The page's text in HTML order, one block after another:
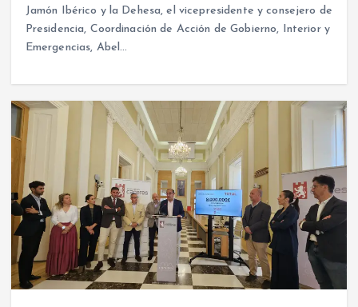
Jamón Ibérico y la Dehesa, el vicepresidente y consejero de
Presidencia, Coordinación de Acción de Gobierno, Interior y
Emergencias, Abel…